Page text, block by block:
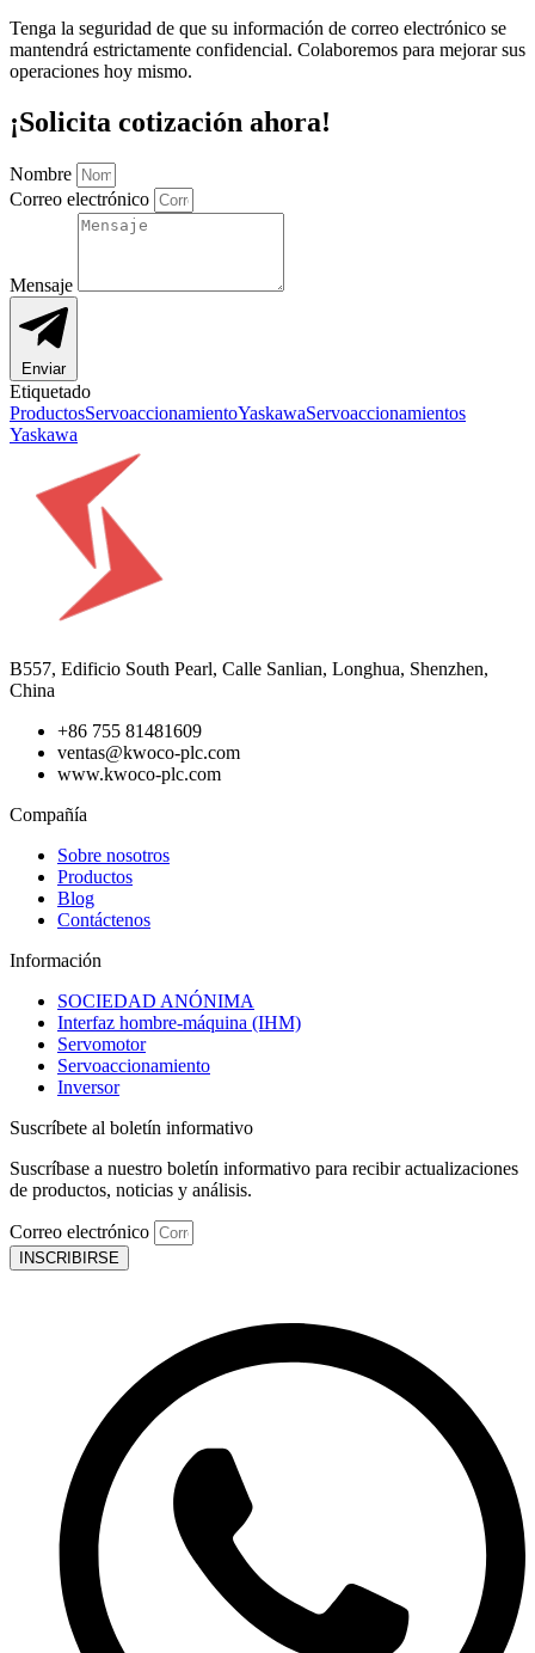
Tenga la seguridad de que su información de correo electrónico se
mantendrá estrictamente confidencial. Colaboremos para mejorar sus
operaciones hoy mismo.
¡Solicita cotización ahora!
Nombre
Correo electrónico
Mensaje
Enviar
Etiquetado
ProductosServoaccionamientoYaskawaServoaccionamientos
Yaskawa
B557, Edificio South Pearl, Calle Sanlian, Longhua, Shenzhen,
China
+86 755 81481609
ventas@kwoco-plc.com
www.kwoco-plc.com
Compañía
Sobre nosotros
Productos
Blog
Contáctenos
Información
SOCIEDAD ANÓNIMA
Interfaz hombre-máquina (IHM)
Servomotor
Servoaccionamiento
Inversor
Suscríbete al boletín informativo
Suscríbase a nuestro boletín informativo para recibir actualizaciones
de productos, noticias y análisis.
Correo electrónico
INSCRIBIRSE